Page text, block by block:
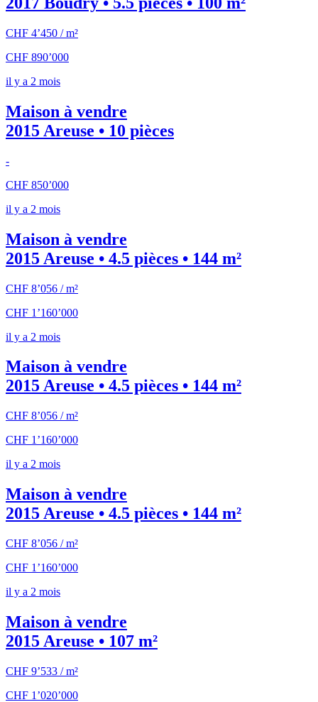
CHF 4’450 / m²
CHF 890’000
il y a 2 mois
Maison à vendre
2015 Areuse • 10 pièces
-
CHF 850’000
il y a 2 mois
Maison à vendre
2015 Areuse • 4.5 pièces • 144 m²
CHF 8’056 / m²
CHF 1’160’000
il y a 2 mois
Maison à vendre
2015 Areuse • 4.5 pièces • 144 m²
CHF 8’056 / m²
CHF 1’160’000
il y a 2 mois
Maison à vendre
2015 Areuse • 4.5 pièces • 144 m²
CHF 8’056 / m²
CHF 1’160’000
il y a 2 mois
Maison à vendre
2015 Areuse • 107 m²
CHF 9’533 / m²
CHF 1’020’000